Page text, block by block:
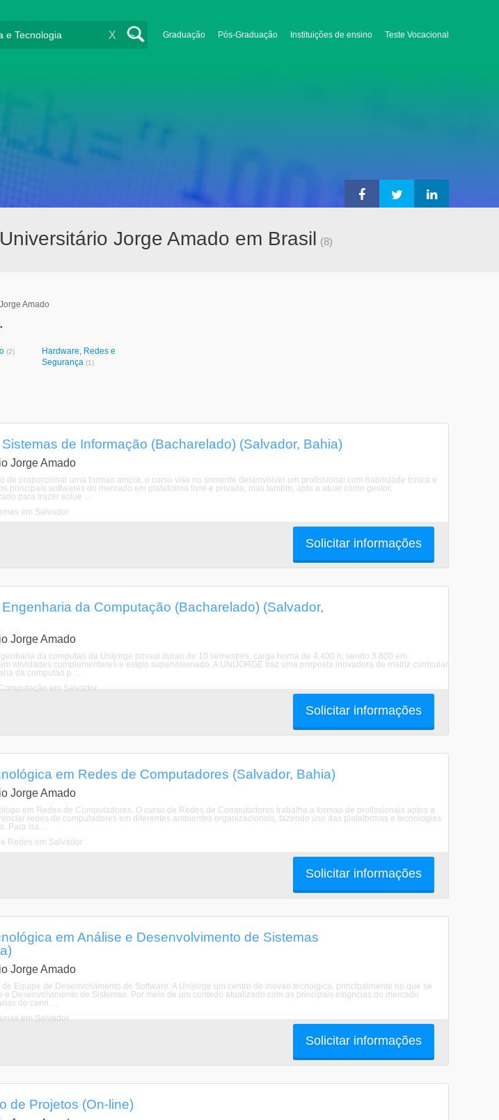
Graduação Pós-Graduação Instituições de ensino Teste Vocacional
X
Jorge Amado em Brasil (8)
Amado
(2)
Hardware, Redes e
Segurança (1)
de Informação (Bacharelado) (Salvador, Bahia)
Jorge Amado
de proporcionar uma formao ampla, o curso visa no somente desenvolver um profissional com habilidade tcnica e
principais softwares do mercado em plataforma livre e privada, mas tambm, apto a atuar como gestor,
para trazer solue ...
em Salvador
Solicitar informações
da Computação (Bacharelado) (Salvador,
Jorge Amado
da computao da Unijorge possui durao de 10 semestres, carga horria de 4.400 h, sendo 3.800 em
atividades complementares e estgio supervisionado. A UNIJORGE traz uma proposta inovadora de matriz curricular
da computao p ...
em Salvador
Solicitar informações
em Redes de Computadores (Salvador, Bahia)
Jorge Amado
em Redes de Computadores. O curso de Redes de Computadores trabalha a formao de profissionais aptos a
redes de computadores em diferentes ambientes organizacionais, fazendo uso das plataformas e tecnologias
Para iss ...
Redes em Salvador
Solicitar informações
em Análise e Desenvolvimento de Sistemas
Jorge Amado
Equipe de Desenvolvimento de Software. A Unijorge um centro de inovao tecnolgica, principalmente no que se
e Desenvolvimento de Sistemas. Por meio de um contedo atualizado com as principais exigncias do mercado
do cenri ...
em Salvador
Solicitar informações
de Projetos (On-line)